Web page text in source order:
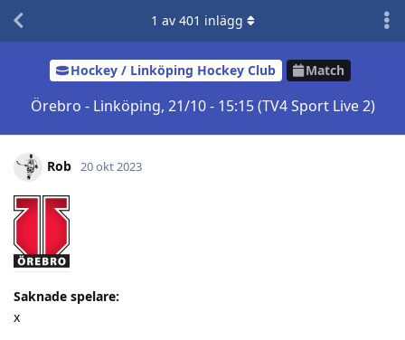
Hockey / Linköping Hockey Club Match
Örebro - Linköping, 21/10 - 15:15 (TV4 Sport Live 2)
1 av 401 inlägg
Rob 20 okt 2023
Saknade spelare:
x